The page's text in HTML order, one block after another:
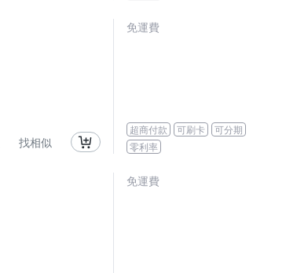
找相似
免運費
超商付款 可刷卡
可分期
零利率
免運費